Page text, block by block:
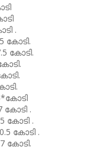
.
.
.
.